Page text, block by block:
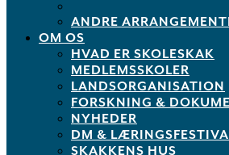
ANDRE
OM OS
HVAD ER SKOLESKAK
MEDLEMSSKOLER
LANDSORGANISATION
FORSKNING &
NYHEDER
DM &
SKAKKENS HUS